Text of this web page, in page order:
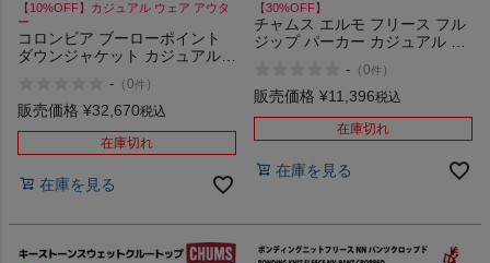
【10%OFF】カジュアル ウェア アウタ
ー
コロンビア ブーローポイント
ダウンジャケット カジュアル
水 撥水 アウトドア Columbia
Bulo Point III Down Jacket 010
- （0件 ）
販売価格 ¥32,670税込
在庫切れ
在庫を見る
【30%OFF】
チャムス エルモ フリース フル
ジップ パーカー カジュアル フ
寒 モコモコ アウトドア キャン
プ CHUMS ELMO FLEECE
- （0件 ）
販売価格 ¥11,396税込
在庫切れ
在庫を見る